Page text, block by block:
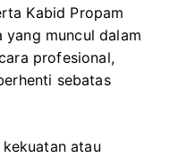
Kabid Propam
yang muncul dalam
profesional,
sebatas
atau